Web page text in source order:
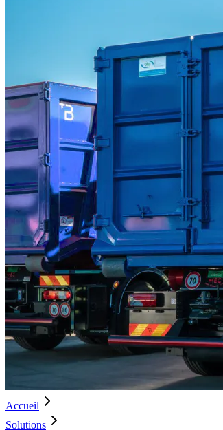
Accueil
Solutions